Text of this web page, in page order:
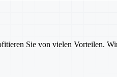
Sie von vielen Vorteilen.